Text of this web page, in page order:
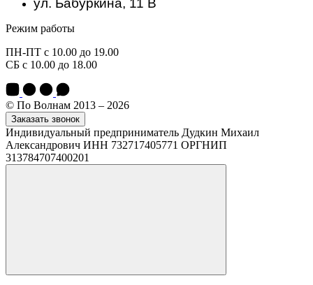
ул. Бабуркина, 11 В
Режим работы
ПН-ПТ с 10.00 до 19.00
СБ с 10.00 до 18.00
© По Волнам 2013 – 2026
Заказать звонок
Индивидуальный предприниматель Дудкин Михаил
Александрович ИНН 732717405771 ОРГНИП
313784707400201